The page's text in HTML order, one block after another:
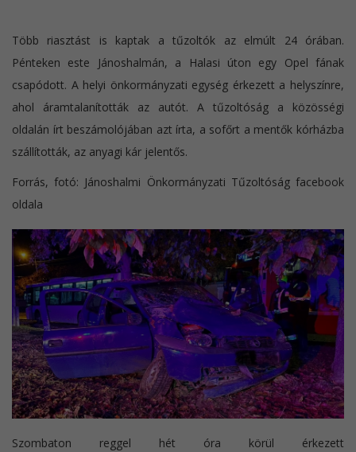
Több riasztást is kaptak a tűzoltók az elmúlt 24 órában.
Pénteken este Jánoshalmán, a Halasi úton egy Opel fának
csapódott. A helyi önkormányzati egység érkezett a helyszínre,
ahol áramtalanították az autót. A tűzoltóság a közösségi
oldalán írt beszámolójában azt írta, a sofőrt a mentők kórházba
szállították, az anyagi kár jelentős.
Forrás, fotó: Jánoshalmi Önkormányzati Tűzoltóság facebook
oldala
Szombaton reggel hét óra körül érkezett